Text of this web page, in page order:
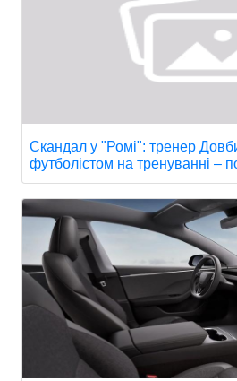
Скандал у "Ромі": тренер
футболістом на тренуванні –